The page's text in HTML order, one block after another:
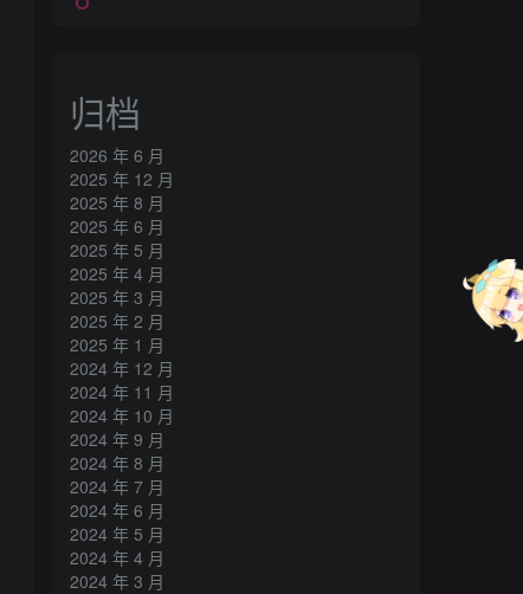
归档
2026 年 6 月
2025 年 12 月
2025 年 8 月
2025 年 6 月
2025 年 5 月
2025 年 4 月
2025 年 3 月
2025 年 2 月
2025 年 1 月
2024 年 12 月
2024 年 11 月
2024 年 10 月
2024 年 9 月
2024 年 8 月
2024 年 7 月
2024 年 6 月
2024 年 5 月
2024 年 4 月
2024 年 3 月